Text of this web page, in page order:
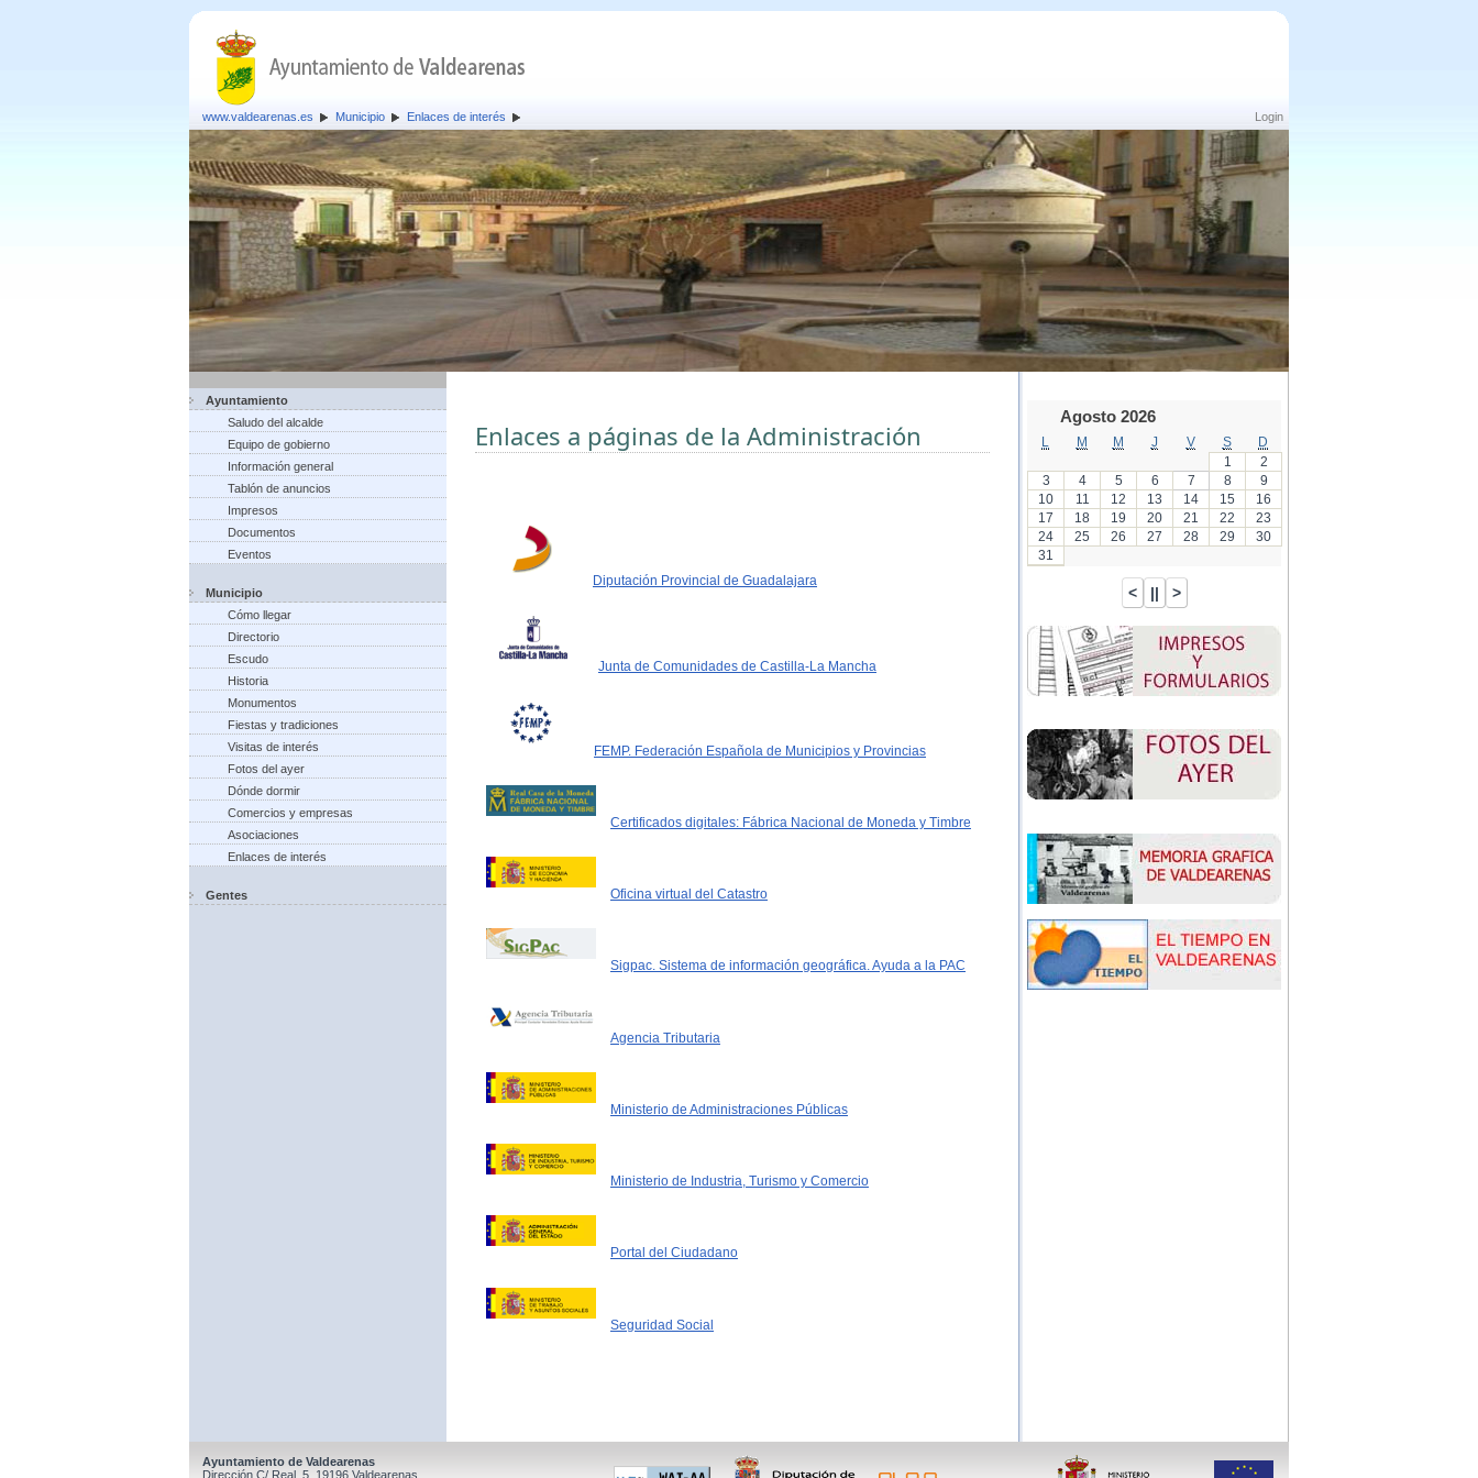
Login
www.valdearenas.es Municipio Enlaces de interés
Ayuntamiento
Saludo del alcalde
Equipo de gobierno
Información general
Tablón de anuncios
Impresos
Documentos
Eventos
Municipio
Cómo llegar
Directorio
Escudo
Historia
Monumentos
Fiestas y tradiciones
Visitas de interés
Fotos del ayer
Dónde dormir
Comercios y empresas
Asociaciones
Enlaces de interés
Gentes
Enlaces a páginas de la Administración
Diputación Provincial de Guadalajara
Junta de Comunidades de Castilla-La Mancha
FEMP. Federación Española de Municipios y Provincias
Certificados digitales: Fábrica Nacional de Moneda y Timbre
Oficina virtual del Catastro
Sigpac. Sistema de información geográfica. Ayuda a la PAC
Agencia Tributaria
Ministerio de Administraciones Públicas
Ministerio de Industria, Turismo y Comercio
Portal del Ciudadano
Seguridad Social
Agosto 2026
M M J V S
D
1
2
3
4 5 6 7 8
9
10
11 12 13 14 15
16
17
18 19 20 21 22
23
24
25 26 27 28 29
30
31
Ayuntamiento de Valdearenas
Dirección C/ Real, 5, 19196 Valdearenas